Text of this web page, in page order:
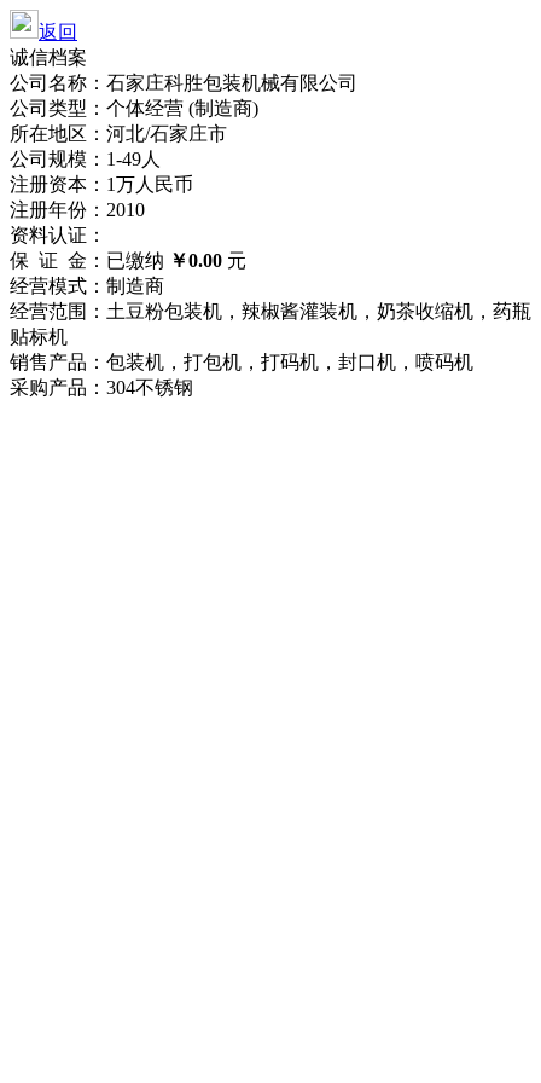
返回
诚信档案
公司名称：石家庄科胜包装机械有限公司
公司类型：个体经营 (制造商)
所在地区：河北/石家庄市
公司规模：1-49人
注册资本：1万人民币
注册年份：2010
资料认证：
保 证 金：已缴纳 ￥0.00 元
经营模式：制造商
经营范围：土豆粉包装机，辣椒酱灌装机，奶茶收缩机，药瓶
贴标机
销售产品：包装机，打包机，打码机，封口机，喷码机
采购产品：304不锈钢